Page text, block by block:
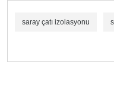
saray çatı izolasyonu